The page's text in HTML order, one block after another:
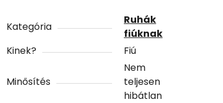
Kategória
Ruhák
fiúknak
Kinek?
Fiú
Minősítés
Nem
teljesen
hibátlan